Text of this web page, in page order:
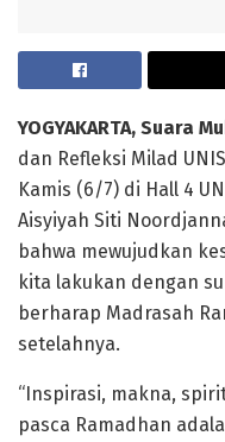
YOGYAKARTA, Suara
dan Refleksi Milad
Kamis (6/7) di Hall 4
Aisyiyah Siti
bahwa mewujudkan
kita lakukan dengan
berharap Madrasah
setelahnya.
“Inspirasi, makna,
pasca Ramadhan